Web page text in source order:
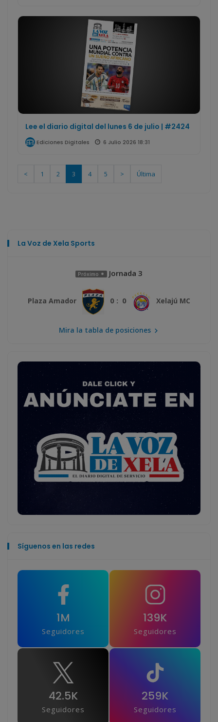
Lee el diario digital del lunes 6 de julio | #2424
Ediciones Digitales 6 Julio 2026 18:31
< 1 2 3 4 5 > Última
La Voz de Xela Sports
Próximo Jornada 3
Plaza Amador 0 : 0 Xelajú MC
Mira la tabla de posiciones
Síguenos en las redes
1M
Seguidores
139K
Seguidores
42.5K
Seguidores
259K
Seguidores